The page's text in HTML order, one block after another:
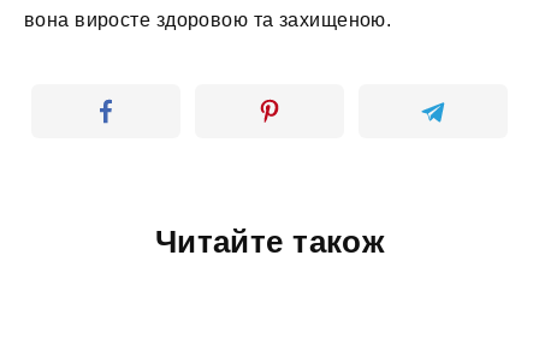
вона виросте здоровою та захищеною.
Читайте також